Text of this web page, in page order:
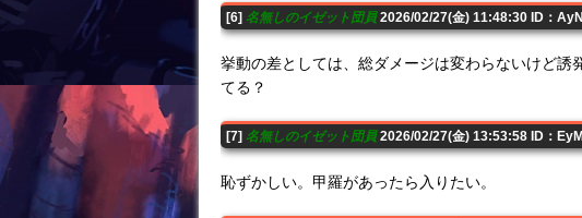
[6] 名無しのイゼット団員2026/02/27(金) 11:48:30 ID：
挙動の差としては、総ダメージは変わらないけど誘
てる？
[7] 名無しのイゼット団員2026/02/27(金) 13:53:58 ID：
恥ずかしい。甲羅があったら入りたい。